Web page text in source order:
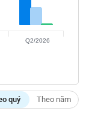
Q2/2026
quý Theo năm